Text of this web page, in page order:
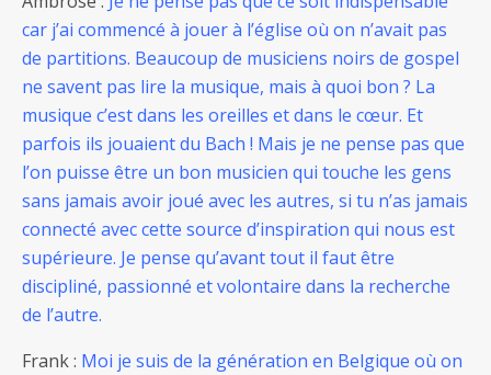
car j’ai commencé à jouer à l’église où on n’avait pas
de partitions. Beaucoup de musiciens noirs de gospel
ne savent pas lire la musique, mais à quoi bon ? La
musique c’est dans les oreilles et dans le cœur. Et
parfois ils jouaient du Bach ! Mais je ne pense pas que
l’on puisse être un bon musicien qui touche les gens
sans jamais avoir joué avec les autres, si tu n’as jamais
connecté avec cette source d’inspiration qui nous est
supérieure. Je pense qu’avant tout il faut être
discipliné, passionné et volontaire dans la recherche
de l’autre.
Frank : Moi je suis de la génération en Belgique où on